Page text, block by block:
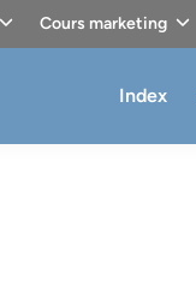
Cours marketing
Index